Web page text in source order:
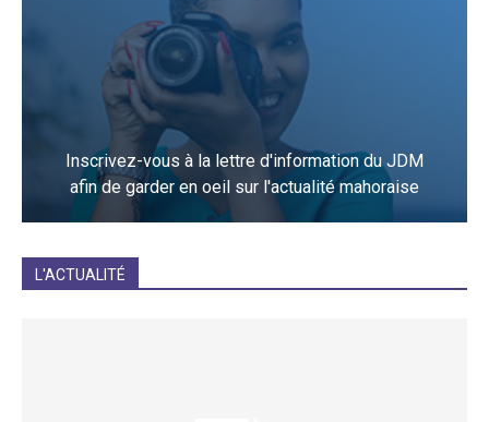
Inscrivez-vous à la lettre d'information du JDM
afin de garder en oeil sur l'actualité mahoraise
L'ACTUALITÉ